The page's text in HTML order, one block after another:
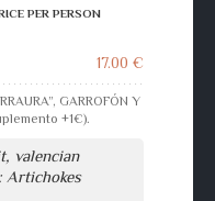
PER PERSON
17.00 €
GARROFÓN Y
+1€).
valencian
Artichokes